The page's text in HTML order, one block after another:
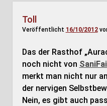
Toll
Veröffentlicht 16/10/2012
Das der Rasthof
noch nicht von
merkt man nicht nur
der nervigen
Nein, es gibt auch